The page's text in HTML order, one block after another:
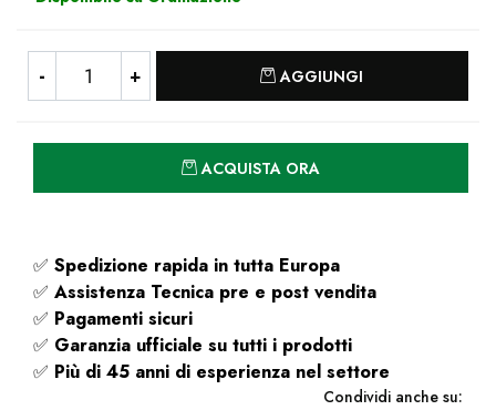
AGGIUNGI
ACQUISTA ORA
✅ Spedizione rapida in tutta Europa
✅ Assistenza Tecnica pre e post vendita
✅ Pagamenti sicuri
✅ Garanzia ufficiale su tutti i prodotti
✅ Più di 45 anni di esperienza nel settore
Condividi anche su: